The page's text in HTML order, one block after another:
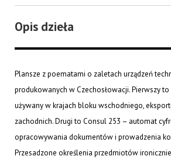
Opis dzieła
Plansze z poematami o zaletach urządzeń
produkowanych w Czechosłowacji. Pierwszy
używany w krajach bloku wschodniego,
zachodnich. Drugi to Consul 253 – automat
opracowywania dokumentów i prowadzenia
Przesadzone określenia przedmiotów